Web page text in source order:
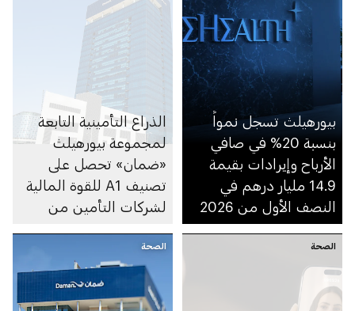
بيورهيلث تسجل نمواً
بنسبة 20% في صافي
الأرباح وإيرادات بقيمة
14.9 مليار درهم في
النصف الأول من 2026
الذراع التأمينية التابعة
لمجموعة بيورهيلث
«ضمان» تحصل على
تصنيف A1 للقوة المالية
لشركات التأمين من
الصحة الصحة